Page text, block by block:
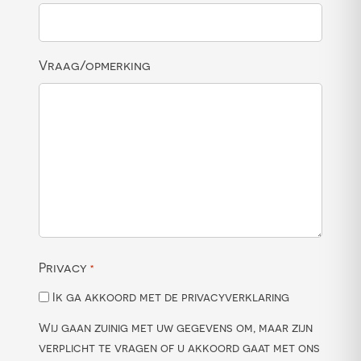
Vraag/opmerking
Privacy *
Ik ga akkoord met de privacyverklaring
Wij gaan zuinig met uw gegevens om, maar zijn
verplicht te vragen of u akkoord gaat met ons